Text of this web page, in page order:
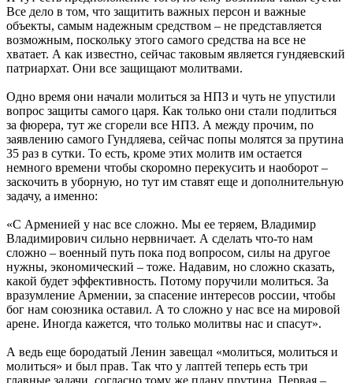
Все дело в том, что защитить важных персон и важные
объекты, самым надежным средством – не представляется
возможным, поскольку этого самого средства на все не
хватает. А как известно, сейчас таковым является гундяевский
патриархат. Они все защищают молитвами.
Одно время они начали молиться за НПЗ и чуть не упустили
вопрос защиты самого царя. Как только они стали подлиться
за фюрера, тут же сгорели все НПЗ. А между прочим, по
заявлению самого Гундляева, сейчас попы молятся за прутина
35 раз в сутки. То есть, кроме этих молитв им остается
немного времени чтобы скоромно перекусить и наоборот –
заскочить в уборную, но тут им ставят еще и дополнительную
задачу, а именно:
«С Арменией у нас все сложно. Мы ее теряем, Владимир
Владимирович сильно нервничает. А сделать что-то нам
сложно – военный путь пока под вопросом, силы на другое
нужны, экономический – тоже. Надавим, но сложно сказать,
какой будет эффективность. Потому поручили молиться. За
вразумление Армении, за спасение интересов россии, чтобы
бог нам союзника оставил. А то сложно у нас все на мировой
арене. Иногда кажется, что только молитвы нас и спасут».
А ведь еще бородатый Ленин завещал «молиться, молиться и
молиться» и был прав. Так что у лаптей теперь есть три
главные задачи, согласно тому же плану прутина. Первая –